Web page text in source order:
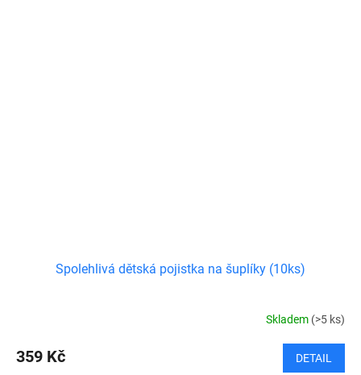
Spolehlivá dětská pojistka na šuplíky (10ks)
Skladem (>5 ks)
359 Kč DETAIL